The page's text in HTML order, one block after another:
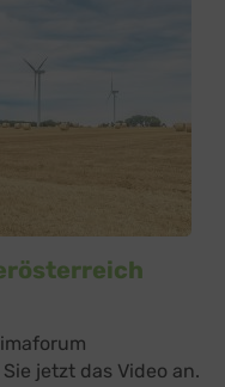
jetzt das Video an.